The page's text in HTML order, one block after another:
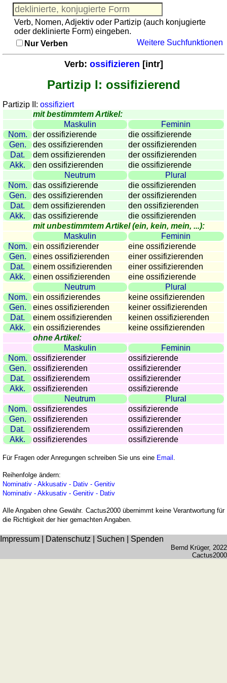
Französisch
Italienisch
Lateinisch
Niederländisch
Portugiesisch
Rumänisch
Spanisch
Umrechner
Autokennzeichen
Sonnenstand
Fahrradtouren
Reisewortschatz
SPIELE
Geografie
Küstenquiz
Geografiequiz
Länderquiz
Flüsse-
und
Städtequiz
Flaggen-,
Wappen-
und
Münzenquiz
Städte-
und
Länderquiz
weitere
Spiele
Gehirntraining
Rechentrainer
Puzzle
Quiz
Suchbild
Tierquiz
Verb, Nomen, Adjektiv oder Partizip (auch konjugierte
oder deklinierte Form) eingeben.
Nur Verben
Weitere Suchfunktionen
Verb: ossifizieren [intr]
Partizip I: ossifizierend
Partizip II: ossifiziert
mit bestimmtem Artikel:
Maskulin
Feminin
Nom.
der ossifizierende
die ossifizierende
Gen.
des ossifizierenden
der ossifizierenden
Dat.
dem ossifizierenden
der ossifizierenden
Akk.
den ossifizierenden
die ossifizierende
Neutrum
Plural
Nom.
das ossifizierende
die ossifizierenden
Gen.
des ossifizierenden
der ossifizierenden
Dat.
dem ossifizierenden
den ossifizierenden
Akk.
das ossifizierende
die ossifizierenden
mit unbestimmtem Artikel (ein, kein, mein, ...):
Maskulin
Feminin
Nom.
ein ossifizierender
eine ossifizierende
Gen.
eines ossifizierenden
einer ossifizierenden
Dat.
einem ossifizierenden
einer ossifizierenden
Akk.
einen ossifizierenden
eine ossifizierende
Neutrum
Plural
Nom.
ein ossifizierendes
keine ossifizierenden
Gen.
eines ossifizierenden
keiner ossifizierenden
Dat.
einem ossifizierenden
keinen ossifizierenden
Akk.
ein ossifizierendes
keine ossifizierenden
ohne Artikel:
Maskulin
Feminin
Nom.
ossifizierender
ossifizierende
Gen.
ossifizierenden
ossifizierender
Dat.
ossifizierendem
ossifizierender
Akk.
ossifizierenden
ossifizierende
Neutrum
Plural
Nom.
ossifizierendes
ossifizierende
Gen.
ossifizierenden
ossifizierender
Dat.
ossifizierendem
ossifizierenden
Akk.
ossifizierendes ossifizierende
Für Fragen oder Anregungen schreiben Sie uns eine Email .
Reihenfolge ändern:
Nominativ - Akkusativ - Dativ - Genitiv
Nominativ - Akkusativ - Genitiv - Dativ
Alle Angaben ohne Gewähr. Cactus2000 übernimmt keine Verantwortung für
die Richtigkeit der hier gemachten Angaben.
Impressum Datenschutz Suchen Spenden
Bernd Krüger, 2022
Cactus2000